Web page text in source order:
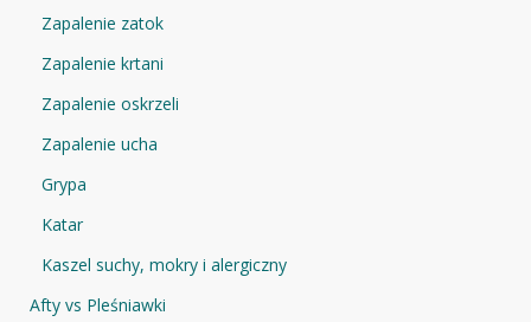
Zapalenie zatok
Zapalenie krtani
Zapalenie oskrzeli
Zapalenie ucha
Grypa
Katar
Kaszel suchy, mokry i alergiczny
Afty vs Pleśniawki